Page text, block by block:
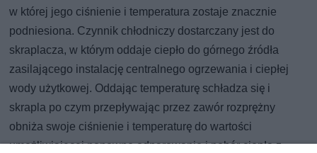
w której jego ciśnienie i temperatura zostaje znacznie
podniesiona. Czynnik chłodniczy dostarczany jest do
skraplacza, w którym oddaje ciepło do górnego źródła
zasilającego instalację centralnego ogrzewania i ciepłej
wody użytkowej. Oddając temperaturę schładza się i
skrapla po czym przepływając przez zawór rozprężny
obniża swoje ciśnienie i temperaturę do wartości
umożliwiającej ponowne odparowanie i pobór ciepła z